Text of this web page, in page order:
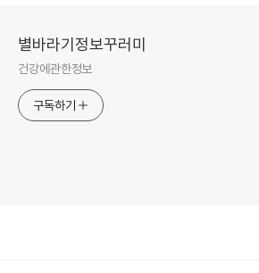
별바라기정보꾸러미
건강에관한정보
구독하기